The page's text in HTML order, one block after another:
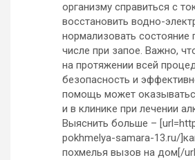
организму справиться с
восстановить водно-
нормализовать состояние
числе при запое. Важно,
на протяжении всей
безопасность и
помощь может
и в клинике при лечении
Выяснить больше –
pokhmelya-samara-13.ru/
похмелья вызов на дом[/